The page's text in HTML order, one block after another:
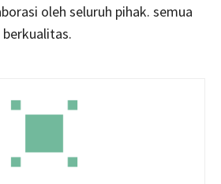
oleh seluruh pihak. semua